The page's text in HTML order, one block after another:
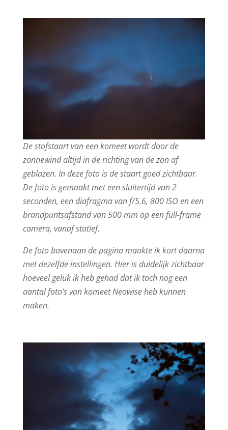
De stofstaart van een komeet wordt door de
zonnewind altijd in de richting van de zon af
geblazen. In deze foto is de staart goed zichtbaar.
De foto is gemaakt met een sluitertijd van 2
seconden, een diafragma van f/5.6, 800 ISO en een
brandpuntsafstand van 500 mm op een full-frame
camera, vanaf statief.
De foto bovenaan de pagina maakte ik kort daarna
met dezelfde instellingen. Hier is duidelijk zichtbaar
hoeveel geluk ik heb gehad dat ik toch nog een
aantal foto’s van komeet Neowise heb kunnen
maken.